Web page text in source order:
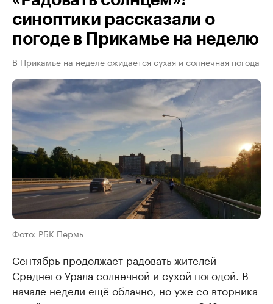
синоптики рассказали о
погоде в Прикамье на неделю
В Прикамье на неделе ожидается сухая и солнечная погода
Фото: РБК Пермь
Сентябрь продолжает радовать жителей
Среднего Урала солнечной и сухой погодой. В
начале недели ещё облачно, но уже со вторника